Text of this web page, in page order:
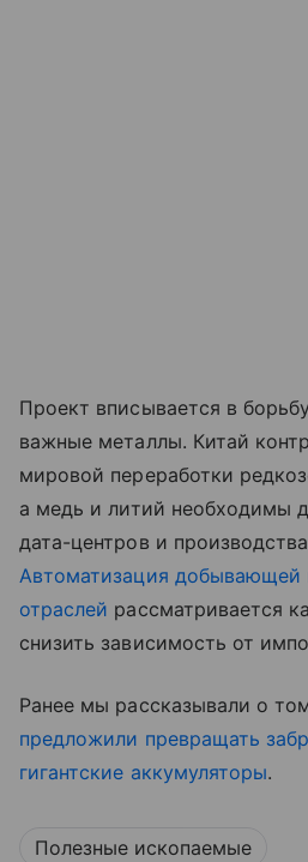
Проект вписывается в
важные металлы. Китай
мировой переработки
а медь и литий необходимы
дата-центров и
Автоматизация добывающей
отраслей рассматривается
снизить зависимость от
Ранее мы рассказывали о
предложили превращать
гигантские аккумуляторы.
Полезные ископаемые